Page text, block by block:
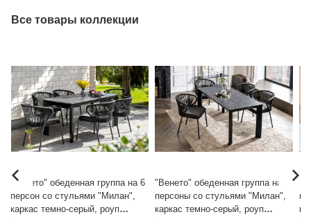
Все товары коллекции
"Венето" обеденная группа на 6
персон со стульями "Милан",
каркас темно-серый, роуп
"Венето" обеденная группа на 4
персоны со стульями "Милан",
каркас темно-серый, роуп